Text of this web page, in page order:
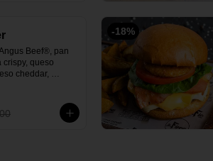
Beef®, pan
queso
cheddar,
en vino tinto,
con
-18%